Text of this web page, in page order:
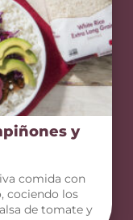
y
comida con
cociendo los
de tomate y